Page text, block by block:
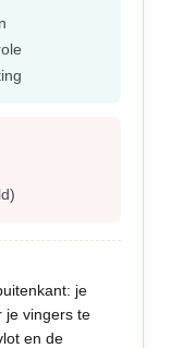
je
je vingers te
en de